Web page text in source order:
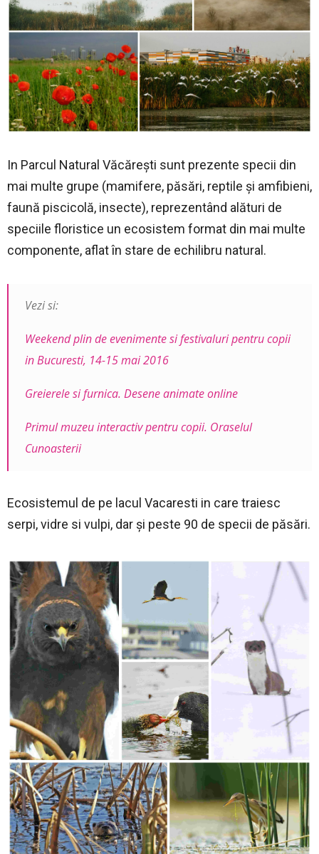
In Parcul Natural Văcărești sunt prezente specii din
mai multe grupe (mamifere, păsări, reptile și amfibieni,
faună piscicolă, insecte), reprezentând alături de
speciile floristice un ecosistem format din mai multe
componente, aflat în stare de echilibru natural.
Vezi si:
Weekend plin de evenimente si festivaluri pentru copii
in Bucuresti, 14-15 mai 2016
Greierele si furnica. Desene animate online
Primul muzeu interactiv pentru copii. Oraselul
Cunoasterii
Ecosistemul de pe lacul Vacaresti in care traiesc
serpi, vidre si vulpi, dar şi peste 90 de specii de păsări.